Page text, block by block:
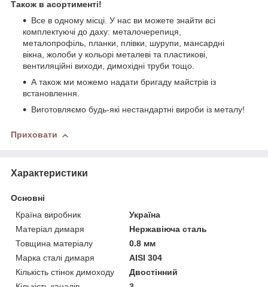
Також в асортименті!
Все в одному місці. У нас ви можете знайти всі
комплектуючі до даху: металочерепиця,
металопрофіль, планки, плівки, шурупи, мансардні
вікна, жолоби у кольорі металеві та пластикові,
вентиляційні виходи, димохідні труби тощо.
А також ми можемо надати бригаду майстрів із
встановлення.
Виготовляємо будь-які нестандартні вироби із металу!
Приховати
Характеристики
Основні
Країна виробник
Україна
Матеріал димаря
Нержавіюча сталь
Товщина матеріалу
0.8 мм
Марка сталі димаря
AISI 304
Кількість стінок димоходу
Двостінний